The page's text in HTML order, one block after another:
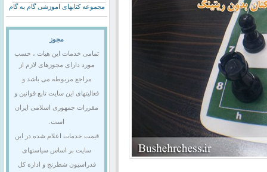
مجموعه کتابهای اموزشی گام به گام
مجوز
تمامی خدمات این هیات ، حسب
مورد دارای مجوزهای لازم از
مراجع مربوطه می باشد و
فعالیتهای این سایت تابع قوانین و
مقررات جمهوری اسلامی ایران
است.
قیمت خدمات اعلام شده در این
سایت بر اساس سیاستهای
فدراسیون شطرنج و اداره کل